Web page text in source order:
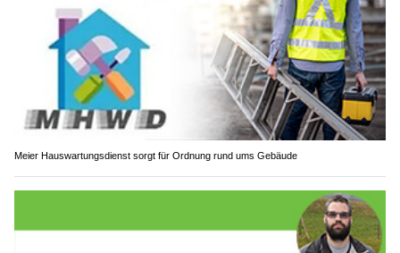
Meier Hauswartungsdienst sorgt für Ordnung rund ums Gebäude